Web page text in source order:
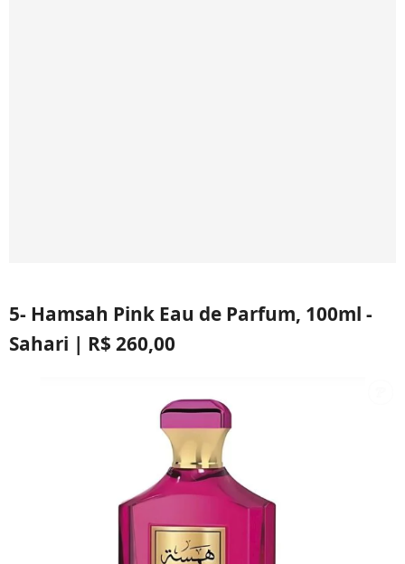
5- Hamsah Pink Eau de Parfum, 100ml -
Sahari | R$ 260,00